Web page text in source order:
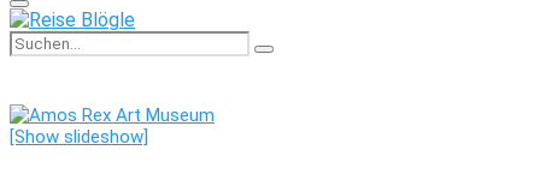
Primary
Menu
Search
for:
Search
[Show slideshow]